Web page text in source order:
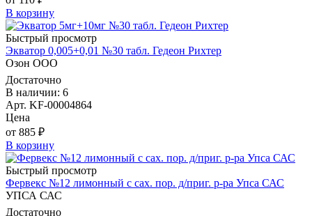
В корзину
Быстрый просмотр
Экватор 0,005+0,01 №30 табл. Гедеон Рихтер
Озон ООО
Достаточно
В наличии: 6
Арт. KF-00004864
Цена
от 885 ₽
В корзину
Быстрый просмотр
Фервекс №12 лимонный с сах. пор. д/приг. р-ра Упса САС
УПСА САС
Достаточно